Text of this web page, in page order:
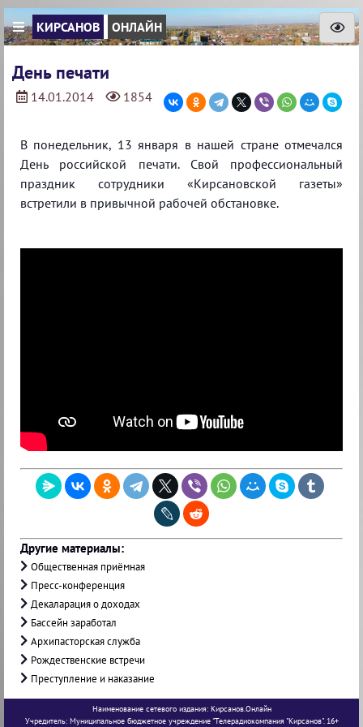
КИРСАНОВ ОНЛАЙН
День печати
14.01.2014 1854
В понедельник, 13 января в нашей стране отмечался
День российской печати. Свой профессиональный
праздник сотрудники «Кирсановской газеты»
встретили в привычной рабочей обстановке.
Другие материалы:
Общественная приёмная
Пресс-конференция
Декаларация о доходах
Бассейн заработал
Архипасторская служба
Рождественские встречи
Преступление и наказание
Наименование сетевого издания: Кирсанов.Онлайн
Учредитель: Муниципальное бюджетное учреждение "Телерадиокомпания "Кирсанов". 16+